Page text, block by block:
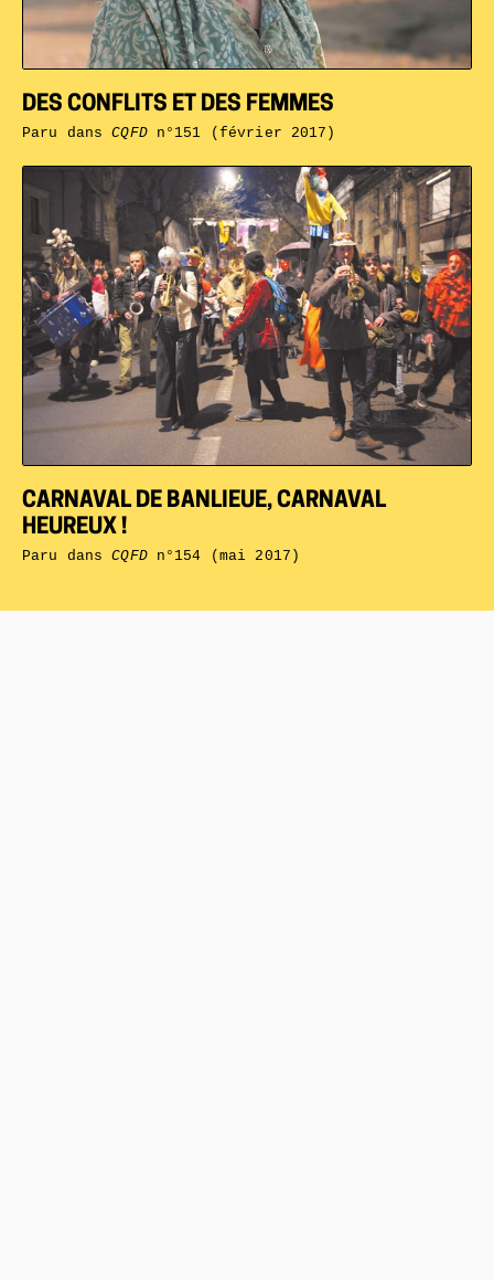
CARNAVAL DE BANLIEUE, CARNAVAL
HEUREUX !
Paru dansCQFDn°154 (mai 2017)
DES CONFLITS ET DES FEMMES
Paru dansCQFDn°151 (février 2017)